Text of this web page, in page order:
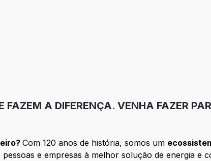
A DIFERENÇA. VENHA FAZER
Com 120 anos de história, somos um
e empresas à melhor solução de energia e